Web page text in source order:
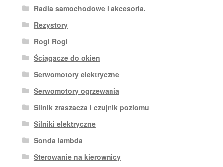
Radia samochodowe i akcesoria.
Rezystory
Rogi Rogi
Ściągacze do okien
Serwomotory elektryczne
Serwomotory ogrzewania
Silnik zraszacza i czujnik poziomu
Silniki elektryczne
Sonda lambda
Sterowanie na kierownicy